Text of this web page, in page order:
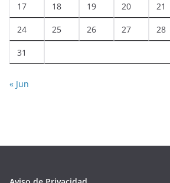
17 18 19 20 21
24 25 26 27 28
31
« Jun